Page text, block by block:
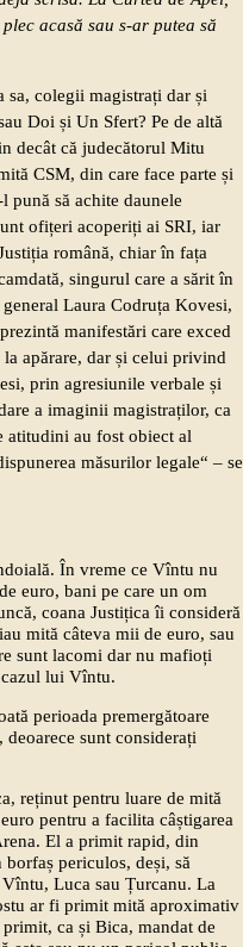
acasă sau s-ar putea să
sa, colegii magistrați dar și
Doi și Un Sfert? Pe de altă
decât că judecătorul Mitu
CSM, din care face parte și
pună să achite daunele
ofițeri acoperiți ai SRI, iar
română, chiar în fața
singurul care a sărit în
Laura Codruța Kovesi,
manifestări care exced
apărare, dar și celui privind
prin agresiunile verbale și
a imaginii magistraților, ca
atitudini au fost obiect al
măsurilor legale“ – se
În vreme ce Vîntu nu
euro, bani pe care un om
coana Justițica îi consideră
mită câteva mii de euro, sau
sunt lacomi dar nu mafioți
lui Vîntu.
perioada premergătoare
sunt considerați
reținut pentru luare de mită
pentru a facilita câștigarea
El a primit rapid, din
periculos, deși, să
Luca sau Țurcanu. La
ar fi primit mită aproximativ
ca și Bica, mandat de